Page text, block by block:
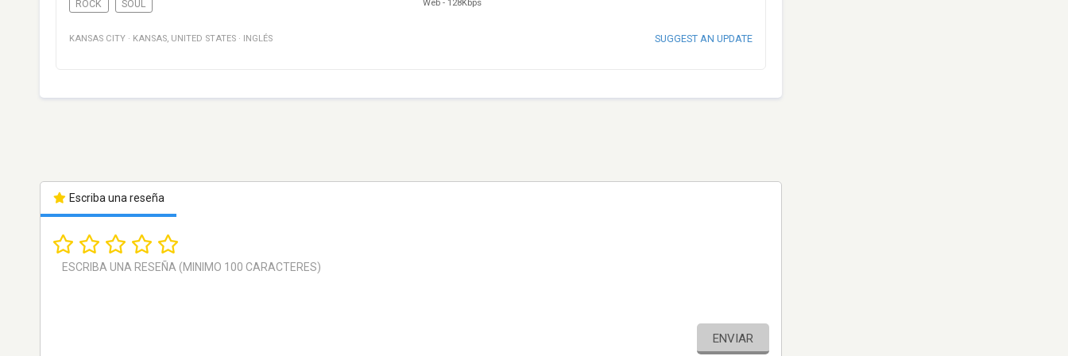
ROCK SOUL Web - 128Kbps
KANSAS CITY · KANSAS, UNITED STATES · INGLÉS SUGGEST AN UPDATE
Escriba una reseña
ENVIAR